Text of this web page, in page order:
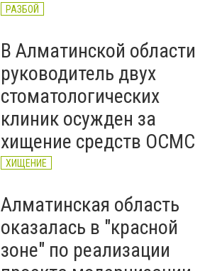
НОВОСТИ КОМПАНИЙ
РАЗБОЙ
В Алматинской области
руководитель двух
стоматологических
клиник осужден за
хищение средств ОСМС
ХИЩЕНИЕ
Алматинская область
оказалась в "красной
зоне" по реализации